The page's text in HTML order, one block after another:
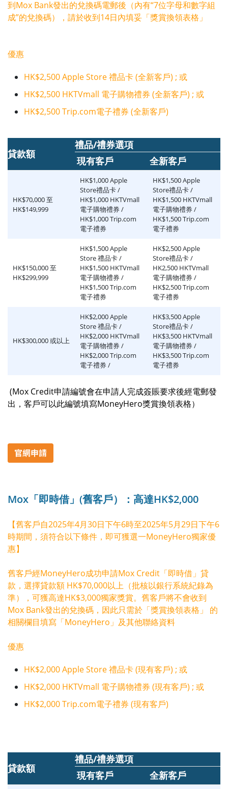
到Mox Bank發出的兌換碼電郵後（內有“7位字母和數字組
成”的兌換碼），請於收到14日內填妥「獎賞換領表格」
優惠
HK$2,500 Apple Store 禮品卡 (全新客戶) ; 或
HK$2,500 HKTVmall 電子購物禮券 (全新客戶) ; 或
HK$2,500 Trip.com電子禮券 (全新客戶)
貸款額
禮品/禮券選項
現有客戶
全新客戶
HK$70,000 至
HK$149,999
HK$1,000 Apple
Store禮品卡 /
HK$1,000 HKTVmall
電子購物禮券 /
HK$1,000 Trip.com
電子禮券
HK$1,500 Apple
Store禮品卡 /
HK$1,500 HKTVmall
電子購物禮券 /
HK$1,500 Trip.com
電子禮券
HK$150,000 至
HK$299,999
HK$1,500 Apple
Store 禮品卡 /
HK$1,500 HKTVmall
電子購物禮券 /
HK$1,500 Trip.com
電子禮券
HK$2,500 Apple
Store禮品卡 /
HK2,500 HKTVmall
電子購物禮券 /
HK$2,500 Trip.com
電子禮券
HK$300,000 或以上
HK$2,000 Apple
Store 禮品卡 /
HK$2,000 HKTVmall
電子購物禮券 /
HK$2,000 Trip.com
電子禮券 /
HK$3,500 Apple
Store禮品卡 /
HK$3,500 HKTVmall
電子購物禮券 /
HK$3,500 Trip.com
電子禮券
(Mox Credit申請編號會在申請人完成簽賬要求後經電郵發
出，客戶可以此編號填寫MoneyHero獎賞換領表格）
Mox「即時借」(舊客戶）：高達HK$2,000
【舊客戶自2025年4月30日下午6時至2025年5月29日下午6
時期間，須符合以下條件，即可獲選一MoneyHero獨家優
惠】
舊客戶經MoneyHero成功申請Mox Credit「即時借」貸
款，選擇貸款額 HK$70,000以上（批核以銀行系統紀錄為
準），可獲高達HK$3,000獨家獎賞。舊客戶將不會收到
Mox Bank發出的兌換碼，因此只需於「獎賞換領表格」 的
相關欄目填寫「MoneyHero」及其他聯絡資料
優惠
HK$2,000 Apple Store 禮品卡 (現有客戶) ; 或
HK$2,000 HKTVmall 電子購物禮券 (現有客戶) ; 或
HK$2,000 Trip.com電子禮券 (現有客戶)
貸款額
禮品/禮券選項
現有客戶
全新客戶